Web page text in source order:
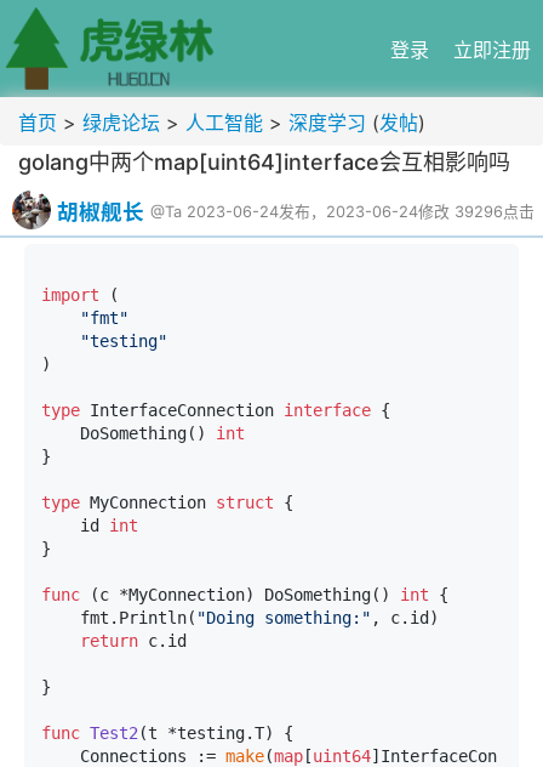
登录 立即注册
首页 > 绿虎论坛 > 人工智能 > 深度学习 (发帖)
golang中两个map[uint64]interface会互相影响吗
胡椒舰长 @Ta 2023-06-24发布，2023-06-24修改 39296点击
import (
"fmt"
"testing"
)
type InterfaceConnection interface {
	DoSomething()
int
}
type MyConnection struct {
	id
int
}
func (c *MyConnection) DoSomething() int {
	fmt.Println(
"Doing something:" , c.id)
return c.id
}
func Test2 (t *testing.T) {
	Connections :=
make(map[uint64]InterfaceCon